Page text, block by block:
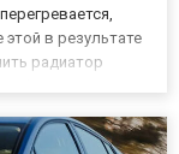
в результате
радиатор